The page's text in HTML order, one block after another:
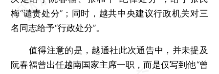
梅“谴责处分”；同时，越共中央建议行政机关对三
名同志给予“行政处分”。
值得注意的是，越通社此次通告中，并未提及
阮春福曾出任越南国家主席一职，而是仅写到他“曾